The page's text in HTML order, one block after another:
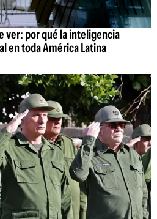
ver: por qué la inteligencia
en toda América Latina